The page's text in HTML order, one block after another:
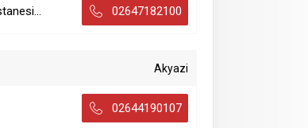
02647182100
Akyazi
02644190107